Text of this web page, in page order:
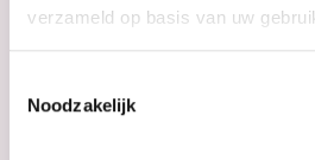
verzameld op basis van uw
Noodzakelijk
Op voorraad
Creme of Nature
In Curl Milk - 8oz.